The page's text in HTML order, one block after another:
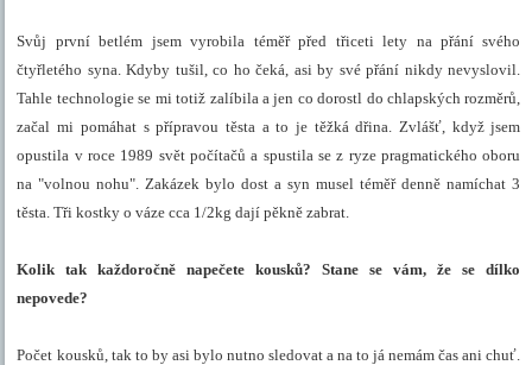
Svůj první betlém jsem vyrobila téměř před třiceti lety na přání svého
čtyřletého syna. Kdyby tušil, co ho čeká, asi by své přání nikdy nevyslovil.
Tahle technologie se mi totiž zalíbila a jen co dorostl do chlapských rozměrů,
začal mi pomáhat s přípravou těsta a to je těžká dřina. Zvlášť, když jsem
opustila v roce 1989 svět počítačů a spustila se z ryze pragmatického oboru
na "volnou nohu". Zakázek bylo dost a syn musel téměř denně namíchat 3
těsta. Tři kostky o váze cca 1/2kg dají pěkně zabrat.
Kolik tak každoročně napečete kousků? Stane se vám, že se dílko
nepovede?
Počet kousků, tak to by asi bylo nutno sledovat a na to já nemám čas ani chuť.